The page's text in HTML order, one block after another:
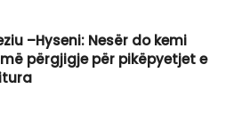
–Hyseni: Nesër do kemi
përgjigje për pikëpyetjet e